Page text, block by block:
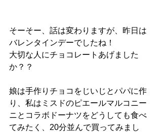
そーそー、話は変わりますが、昨日は
バレンタインデーでしたね！
大切な人にチョコレートあげました
か？？
娘は手作りチョコをじいじとパパに作
り、私はミスドのピエールマルコニー
ニとコラボドーナツをどうしても食べ
てみたく、20分並んで買ってみまし